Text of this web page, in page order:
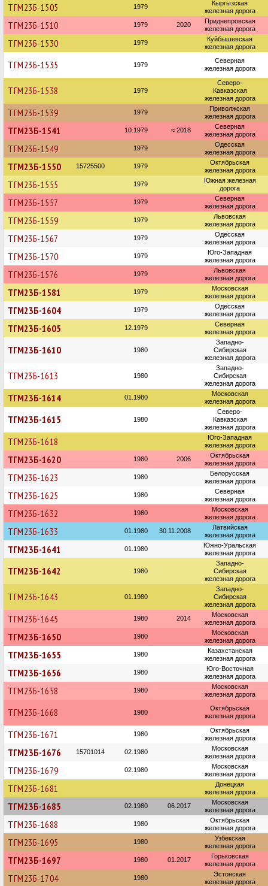
ТГМ23Б-1505 1979
Кыргызская
железная дорога
ТГМ23Б-1510 1979 2020
Приднепровская
железная дорога
ТГМ23Б-1530 1979
Куйбышевская
железная дорога
ТГМ23Б-1535 1979
Северная
железная дорога
ТГМ23Б-1538 1979
Северо-
Кавказская
железная дорога
ТГМ23Б-1539 1979
Приволжская
железная дорога
ТГМ23Б-1541 10.1979 ≈ 2018
Северная
железная дорога
ТГМ23Б-1549 1979
Одесская
железная дорога
ТГМ23Б-1550 15725500 1979
Октябрьская
железная дорога
ТГМ23Б-1555 1979
Южная железная
дорога
ТГМ23Б-1557 1979
Северная
железная дорога
ТГМ23Б-1559 1979
Львовская
железная дорога
ТГМ23Б-1567 1979
Одесская
железная дорога
ТГМ23Б-1570 1979
Юго-Западная
железная дорога
ТГМ23Б-1576 1979
Львовская
железная дорога
ТГМ23Б-1581 1979
Московская
железная дорога
ТГМ23Б-1604 1979
Одесская
железная дорога
ТГМ23Б-1605 12.1979
Северная
железная дорога
ТГМ23Б-1610 1980
Западно-
Сибирская
железная дорога
ТГМ23Б-1613 1980
Западно-
Сибирская
железная дорога
ТГМ23Б-1614 01.1980
Московская
железная дорога
ТГМ23Б-1615 1980
Северо-
Кавказская
железная дорога
ТГМ23Б-1618
Юго-Западная
железная дорога
ТГМ23Б-1620 1980 2006
Октябрьская
железная дорога
ТГМ23Б-1623 1980
Белорусская
железная дорога
ТГМ23Б-1625 1980
Северная
железная дорога
ТГМ23Б-1632 1980
Московская
железная дорога
ТГМ23Б-1633 01.1980 30.11.2008
Латвийская
железная дорога
ТГМ23Б-1641 01.1980
Южно-Уральская
железная дорога
ТГМ23Б-1642 1980
Западно-
Сибирская
железная дорога
ТГМ23Б-1643 01.1980
Западно-
Сибирская
железная дорога
ТГМ23Б-1645 1980 2014
Московская
железная дорога
ТГМ23Б-1650 1980
Московская
железная дорога
ТГМ23Б-1655 1980
Казахстанская
железная дорога
ТГМ23Б-1656 1980
Юго-Восточная
железная дорога
ТГМ23Б-1658 1980
Московская
железная дорога
ТГМ23Б-1668 1980
Октябрьская
железная дорога
ТГМ23Б-1671 1980
Октябрьская
железная дорога
ТГМ23Б-1676 15701014 02.1980
Московская
железная дорога
ТГМ23Б-1679 02.1980
Московская
железная дорога
ТГМ23Б-1681
Донецкая
железная дорога
ТГМ23Б-1685 02.1980 06.2017
Московская
железная дорога
ТГМ23Б-1688 1980
Октябрьская
железная дорога
ТГМ23Б-1695 1980
Узбекская
железная дорога
ТГМ23Б-1697 1980 01.2017
Горьковская
железная дорога
ТГМ23Б-1704 1980
Эстонская
железная дорога